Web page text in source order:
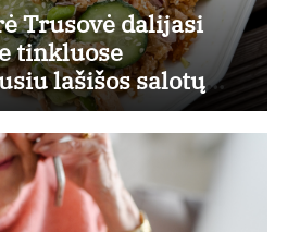
Trusovė dalijasi
tinkluose
lašišos salotų